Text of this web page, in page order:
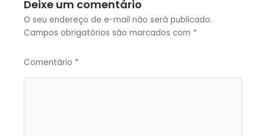
Deixe um comentário
O seu endereço de e-mail não será publicado.
Campos obrigatórios são marcados com *
Comentário *